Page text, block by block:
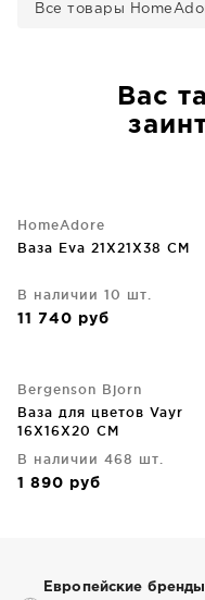
Все товары
Вас
HomeAdore
Ваза Eva 21X21X38 CM
В наличии 10 шт.
11 740 руб
Bergenson Bjorn
Ваза для цветов Vayr
16X16X20 CM
В наличии 468 шт.
1 890 руб
Европейские бренды